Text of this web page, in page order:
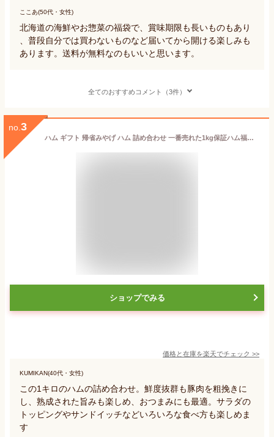
ここあ(50代・女性)
北海道の海鮮やお惣菜の福袋で、賞味期限も長いものもあり
、普段自分では買わないものなど届いてから開ける楽しみも
あります。送料が無料なのもいいと思います。
全てのおすすめコメント（3件）
no. 3
ハム ギフト 帰省みやげ ハム 詰め合わせ 一番売れた1kg保証ハム福袋 冷凍 肉加工品 ハム 詰め合わせ セット ベーコン ソーセージ サンライズファーム 惣菜 ギフトお歳暮 お中元 訳あり 福袋 フードロス 食品ロス 【一部別途送料追加】
ショップでみる
価格と在庫を楽天でチェック >>
KUMIKAN(40代・女性)
この1キロのハムの詰め合わせ。鮮度抜群も豚肉を粗挽きに
し、熟成された旨みも楽しめ、おつまみにも最適。サラダの
トッピングやサンドイッチなどいろいろな食べ方も楽しめま
す